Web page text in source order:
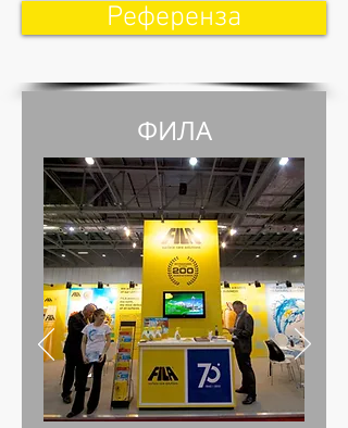
Референза
ФИЛА